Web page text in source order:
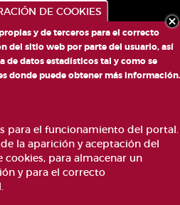
4 VALÈNCIA 46003
DE COOKIES
y de terceros para el correcto
del sitio web por parte del usuario, así
de datos estadísticos tal y como se
donde puede obtener más información.
para el funcionamiento del portal.
la aparición y aceptación del
para almacenar un
y para el correcto